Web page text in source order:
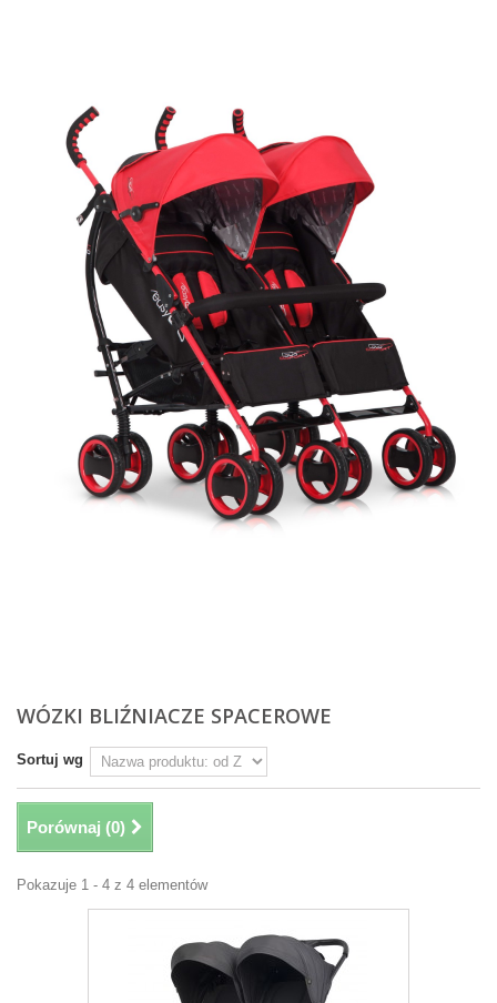
WÓZKI BLIŹNIACZE SPACEROWE
Sortuj wg
Porównaj (0)
Pokazuje 1 - 4 z 4 elementów